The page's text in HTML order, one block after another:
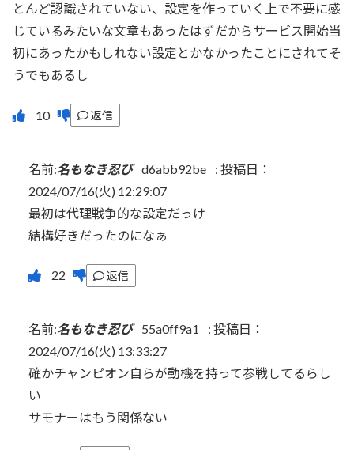
とんど認識されていない、設定を作っていく上で不要に感
じているみたいな文章もあったはずだからサービス開始当
初にあったかもしれない設定とかなかったことにされてそ
うでもあるし
返信
名前:名もなき忍び d6abb92be : 投稿日：
2024/07/16(火) 12:29:07
最初は代理戦争的な設定だっけ
結構好きだったのになぁ
返信
名前:名もなき忍び 55a0ff9a1 : 投稿日：
2024/07/16(火) 13:33:27
確かチャンピオン自らが動機を持って参戦してるらし
い
サモナーはもう関係ない